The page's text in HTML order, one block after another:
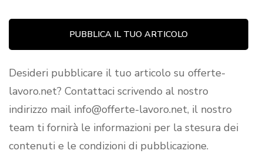
PUBBLICA IL TUO ARTICOLO
Desideri pubblicare il tuo articolo su offerte-
lavoro.net? Contattaci scrivendo al nostro
indirizzo mail info@offerte-lavoro.net, il nostro
team ti fornirà le informazioni per la stesura dei
contenuti e le condizioni di pubblicazione.